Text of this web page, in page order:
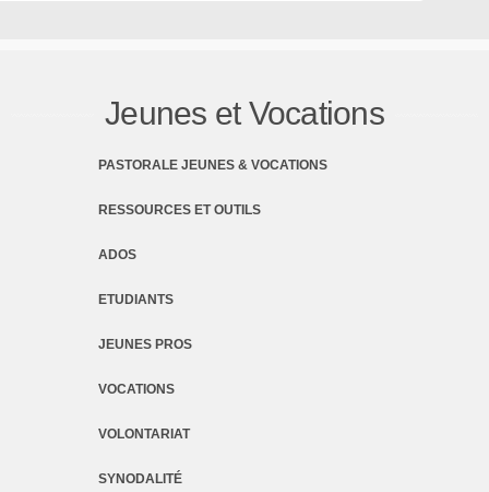
Jeunes et Vocations
PASTORALE JEUNES & VOCATIONS
RESSOURCES ET OUTILS
ADOS
ETUDIANTS
JEUNES PROS
VOCATIONS
VOLONTARIAT
SYNODALITÉ